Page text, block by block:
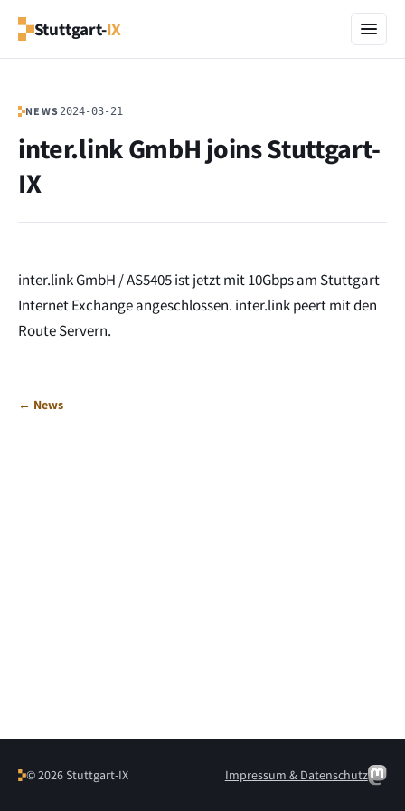
Stuttgart-IX
NEWS 2024-03-21
inter.link GmbH joins Stuttgart-
IX
inter.link GmbH / AS5405 ist jetzt mit 10Gbps am Stuttgart
Internet Exchange angeschlossen. inter.link peert mit den
Route Servern.
← News
© 2026 Stuttgart-IX Impressum & Datenschutz